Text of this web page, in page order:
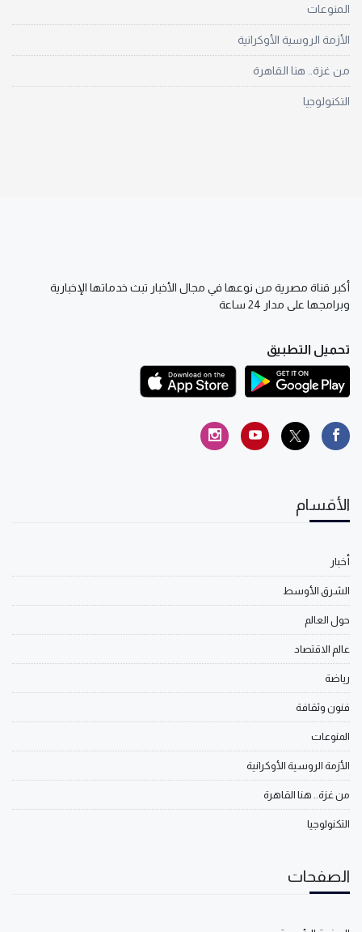
المنوعات
الأزمة الروسية الأوكرانية
من غزة.. هنا القاهرة
التكنولوجيا
أكبر قناة مصرية من نوعها في مجال الأخبار تبث خدماتها الإخبارية
وبرامجها على مدار 24 ساعة
تحميل التطبيق
الأقسام
أخبار
الشرق الأوسط
حول العالم
عالم الاقتصاد
رياضة
فنون وثقافة
المنوعات
الأزمة الروسية الأوكرانية
من غزة.. هنا القاهرة
التكنولوجيا
الصفحات